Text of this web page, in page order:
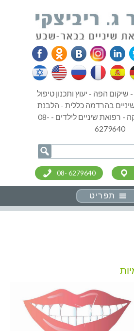
הפה - יעוץ ותכנון טיפול
שיניים בהרדמה כללית - הלבנת
שיניים ואסתטיקה - רפואת שיניים לילדים - 08-
6279640
08- 6279640
תפריט